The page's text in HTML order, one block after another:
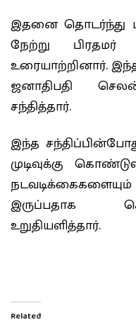
இதனை தொடர்ந்து
நேற்று
உரையாற்றினார்.
ஜனாதிபதி
சந்தித்தார்.
இந்த
முடிவுக்கு
இருப்பதாக
உறுதியளித்தார்.
Related